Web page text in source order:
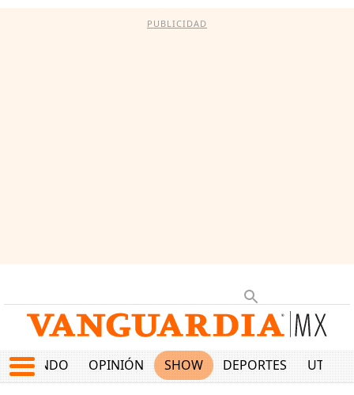
PUBLICIDAD
MUNDO OPINIÓN SHOW DEPORTES